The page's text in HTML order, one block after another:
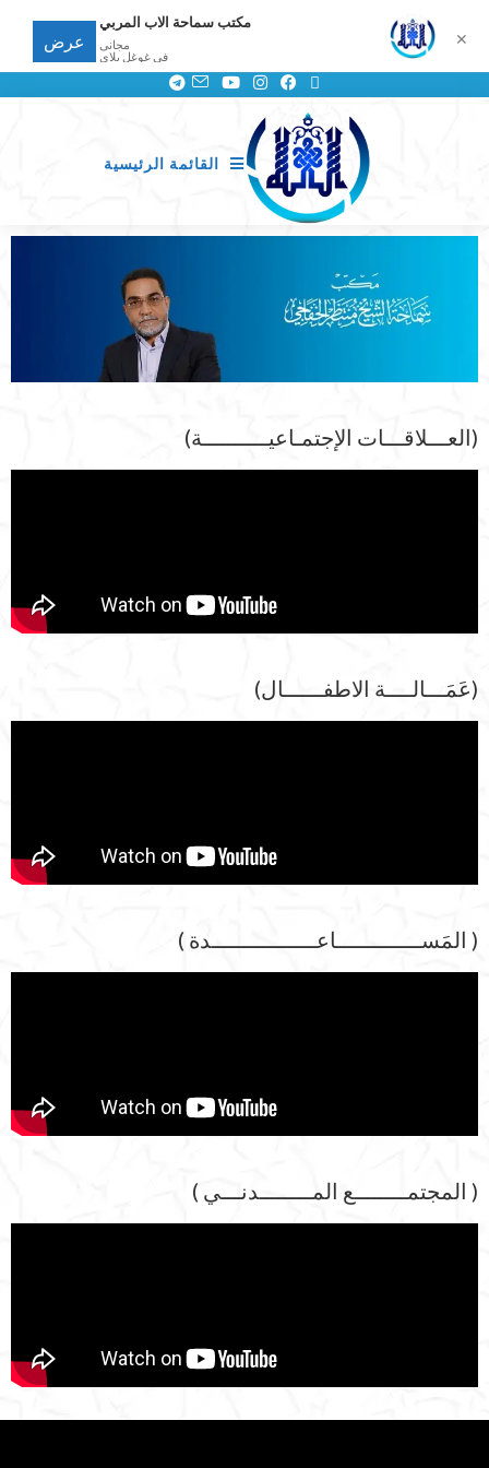
القائمة الرئيسية
(العـــلاقـــات الإجتمـاعيــــــــــة)
(عَمَـــالــــة الاطفــــــال)
( المَســـــــــــــاعــــــــــــــــدة )
( المجتمــــــــع المــــــــدنـــي )
✕
مكتب سماحة الاب المربي
مجانى
في غوغل بلاي
عرض